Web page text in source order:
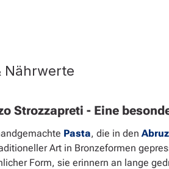
Nährwerte
Strozzapreti - Eine
Pasta, die in den
Art in Bronzeformen
Form, sie erinnern an lange